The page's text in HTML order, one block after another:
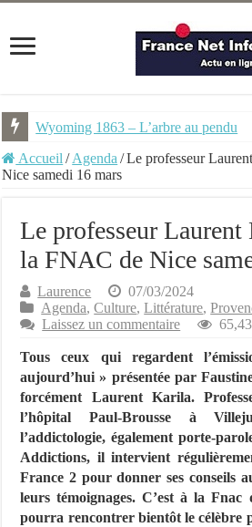
Wyoming 1863 – L’arbre au pendu
NEMU #7 – Spécial Steampunk –
Accueil / Agenda /Le professeur
Nice samedi 16 mars
Le professeur Laurent
la FNAC de Nice
Laurence
07/03/2024
Agenda,Culture,Littérature,
Laissez un commentaire
Tous ceux qui regardent
aujourd’hui » présentée par
forcément Laurent Karila.
l’hôpital Paul-Brousse à
l’addictologie, également porte-
Addictions, il intervient
France 2 pour donner ses conseils
leurs témoignages. C’est à la
pourra rencontrer bientôt le célèbre